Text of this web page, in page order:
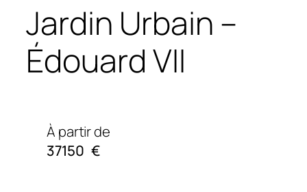
Jardin Urbain –
Édouard VII
À partir de
37150 €